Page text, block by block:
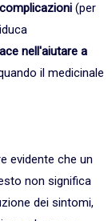
(per
nell'aiutare a
il medicinale
evidente che un
non significa
dei sintomi,